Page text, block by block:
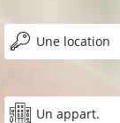
Une location
Un appart.